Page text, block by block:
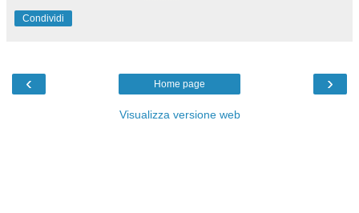
Condividi
‹ ›
Home page
Visualizza versione web